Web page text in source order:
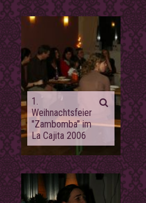
1.
Weihnachtsfeier
"Zambomba" im
La Cajita 2006